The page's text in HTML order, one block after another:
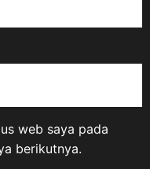
web saya pada
berikutnya.